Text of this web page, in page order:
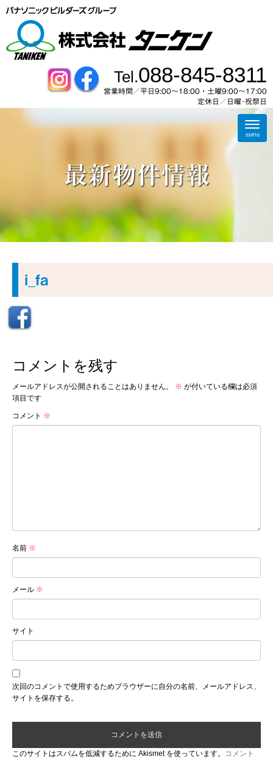
Tel.088-845-8311
営業時間／平日9:00～18:00・土曜9:00〜17:00
定休日／日曜･祝祭日
N
a
v
menu
最新物件情報
i_fa
コメントを残す
メールアドレスが公開されることはありません。 ※ が付いている欄は必須
項目です
コメント ※
名前 ※
メール ※
サイト
次回のコメントで使用するためブラウザーに自分の名前、メールアドレス、
サイトを保存する。
このサイトはスパムを低減するために Akismet を使っています。
コメント